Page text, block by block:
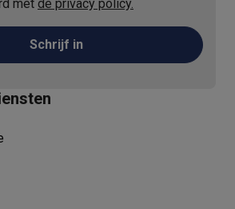
met de privacy policy.
Schrijf in